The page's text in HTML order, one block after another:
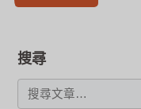
搜尋